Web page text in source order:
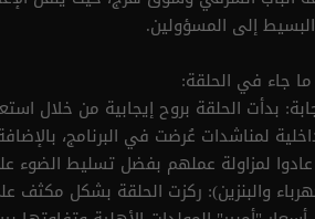
إلى المسؤولين.
جاء في الحلقة:
بدأت الحلقة بروح إيجابية من خلال
لمناشدات عُرضت في البرنامج،
لمزاولة عملهم بفضل تسليط الضوء
والبنزين): ركزت الحلقة بشكل مكثف